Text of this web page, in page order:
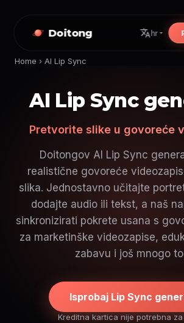
Doitong hr
Home › AI Lip Sync
AI Lip Sync
Pretvorite slike u govoreće
Doitongov AI Lip Sync
realistične govoreće
slika. Jednostavno učitajte
dodajte audio ili tekst, a naš
sinkronizirati pokrete usana s
za marketinške videozapise,
zabavu i još mnogo
Isprobaj Lip Sync
Kreditna kartica nije potrebna